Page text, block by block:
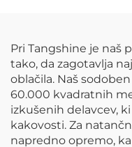
Pri Tangshine je naš
tako, da zagotavlja
oblačila. Naš
60.000 kvadratnih
izkušenih delavcev,
kakovosti. Za
napredno opremo,